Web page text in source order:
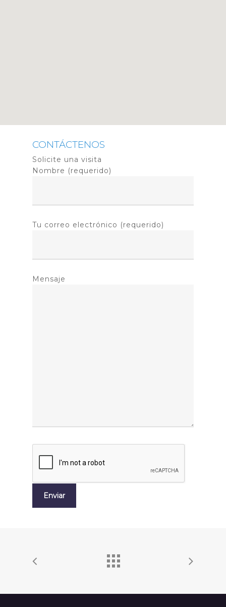
CONTÁCTENOS
Solicite una visita
Nombre (requerido)
Tu correo electrónico (requerido)
Mensaje